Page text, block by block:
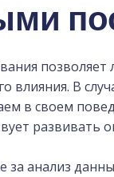
влияния. В
в своем
анализ